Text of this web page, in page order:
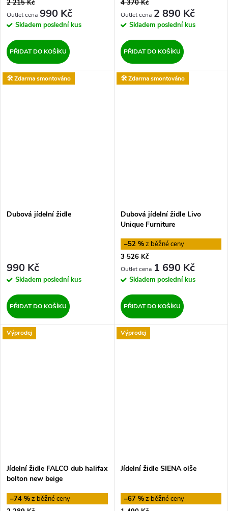
2 215 Kč
990 Kč
Skladem poslední kus
PŘIDAT DO KOŠÍKU
4 370 Kč
2 890 Kč
Skladem poslední kus
PŘIDAT DO KOŠÍKU
🛠️ Zdarma smontováno
Dubová jídelní židle
990 Kč
Skladem poslední kus
PŘIDAT DO KOŠÍKU
🛠️ Zdarma smontováno
Dubová jídelní židle Livo
Unique Furniture
–52 %
3 526 Kč
1 690 Kč
Skladem poslední kus
PŘIDAT DO KOŠÍKU
Výprodej
Jídelní židle FALCO dub halifax
bolton new beige
–74 %
Výprodej
Jídelní židle SIENA olše
–67 %